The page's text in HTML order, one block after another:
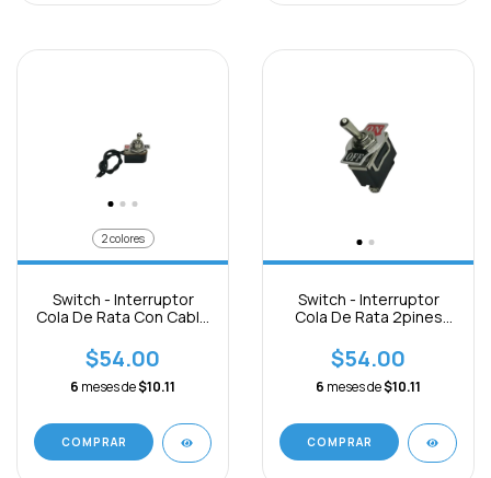
2 colores
Switch - Interruptor
Cola De Rata Con Cable
$54.00
6 meses de$10.11
COMPRAR
Switch - Interruptor
Cola De Rata 2pines
$54.00
6 meses de$10.11
COMPRAR